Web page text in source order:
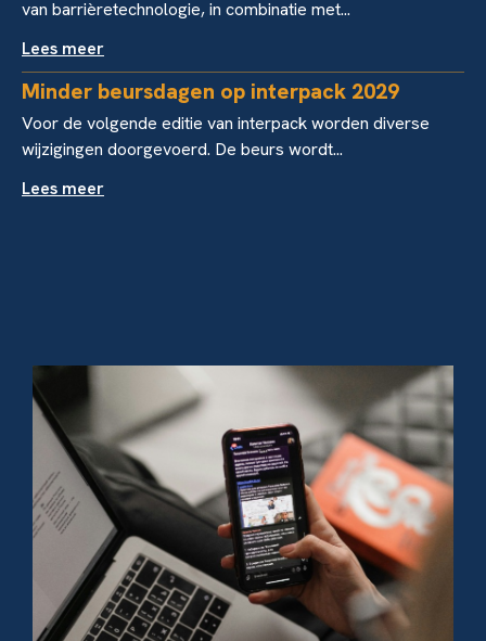
van barrièretechnologie, in combinatie met...
Lees meer
Minder beursdagen op interpack 2029
Voor de volgende editie van interpack worden diverse
wijzigingen doorgevoerd. De beurs wordt...
Lees meer